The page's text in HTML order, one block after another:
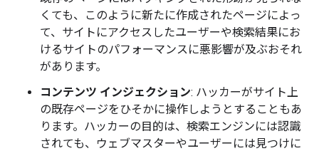
くても、このように新たに作成されたページによっ
て、サイトにアクセスしたユーザーや検索結果にお
けるサイトのパフォーマンスに悪影響が及ぶおそれ
があります。
コンテンツ インジェクション: ハッカーがサイト上
の既存ページをひそかに操作しようとすることもあ
ります。ハッカーの目的は、検索エンジンには認識
されても、ウェブマスターやユーザーには見つけに